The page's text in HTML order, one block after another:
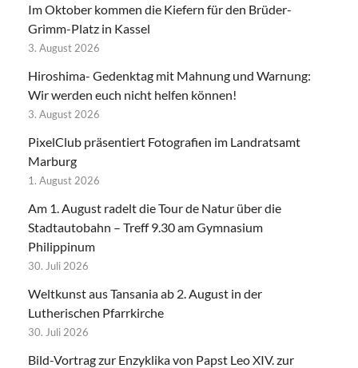
Im Oktober kommen die Kiefern für den Brüder-
Grimm-Platz in Kassel
3. August 2026
Hiroshima- Gedenktag mit Mahnung und Warnung:
Wir werden euch nicht helfen können!
3. August 2026
PixelClub präsentiert Fotografien im Landratsamt
Marburg
1. August 2026
Am 1. August radelt die Tour de Natur über die
Stadtautobahn – Treff 9.30 am Gymnasium
Philippinum
30. Juli 2026
Weltkunst aus Tansania ab 2. August in der
Lutherischen Pfarrkirche
30. Juli 2026
Bild-Vortrag zur Enzyklika von Papst Leo XIV. zur